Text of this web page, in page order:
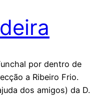
por dentro de
a Ribeiro Frio.
dos amigos) da D.